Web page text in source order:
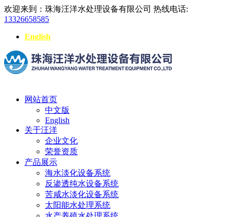
欢迎来到：珠海汪洋水处理设备有限公司 热线电话:
13326658585
English
网站首页
中文版
English
关于汪洋
企业文化
荣誉资质
产品展示
海水淡化设备系统
反渗透纯水设备系统
苦咸水淡化设备系统
太阳能水处理系统